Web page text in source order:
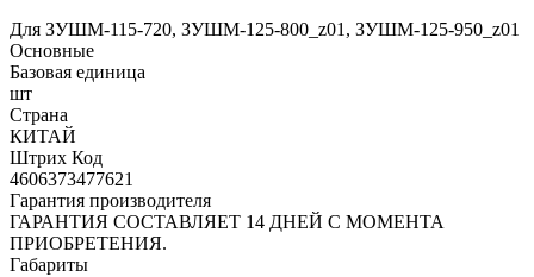
Для ЗУШМ-115-720, ЗУШМ-125-800_z01, ЗУШМ-125-950_z01
Основные
Базовая единица
шт
Страна
КИТАЙ
Штрих Код
4606373477621
Гарантия производителя
ГАРАНТИЯ СОСТАВЛЯЕТ 14 ДНЕЙ С МОМЕНТА
ПРИОБРЕТЕНИЯ.
Габариты